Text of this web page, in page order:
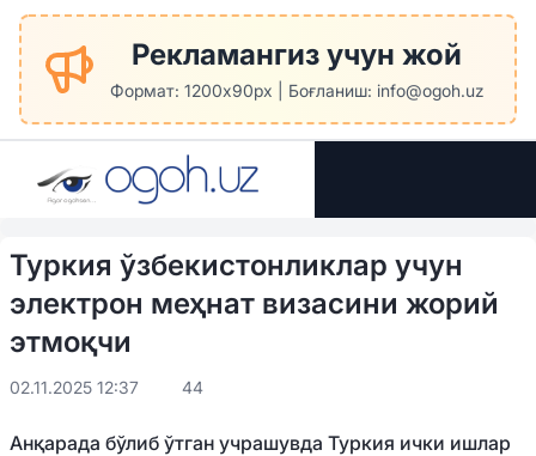
Рекламангиз учун жой
Формат: 1200x90px | Боғланиш: info@ogoh.uz
Туркия ўзбекистонликлар учун
электрон меҳнат визасини жорий
этмоқчи
02.11.2025 12:37 44
Анқарада бўлиб ўтган учрашувда Туркия ички ишлар